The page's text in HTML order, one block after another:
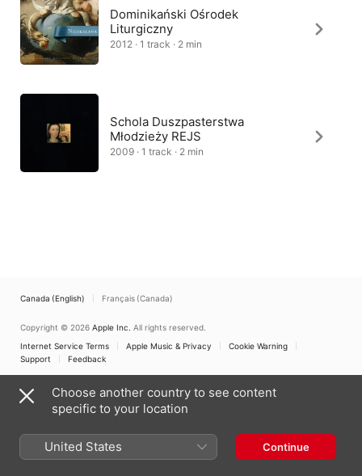
Dominikański Ośrodek
Liturgiczny
2012 · 1 track · 2 min
Schola Duszpasterstwa
Młodzieży REJS
2009 · 1 track · 2 min
Canada (English) Français (Canada)
Copyright © 2026 Apple Inc. All rights reserved.
Internet Service Terms
Apple Music & Privacy
Cookie Warning
Support
Feedback
Choose another country to see content
specific to your location
United States Continue